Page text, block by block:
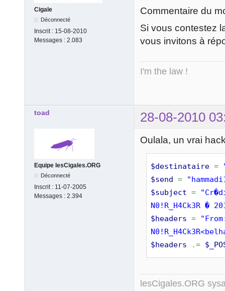
Cigale
Déconnecté
Inscrit : 15-08-2010
Messages : 2.083
Commentaire du
Si vous contestez
vous invitons à
I'm the law !
toad 28-08-2010
Equipe lesCigales.ORG
Déconnecté
Inscrit : 11-07-2005
Messages : 2.394
Oulala, un vrai
$destinataire =
$send =
$subject =
N0!R_H4Ck3R �
$headers =
$headers
.=
lesCigales.ORG